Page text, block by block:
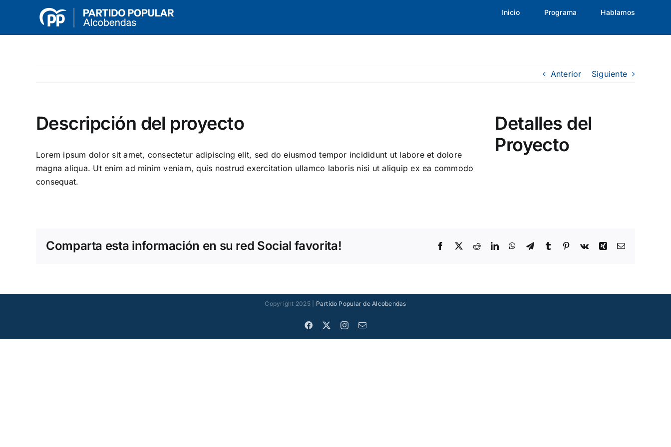
contenido
Inicio Programa Hablamos
Anterior Siguiente
Descripción del proyecto
Lorem ipsum dolor sit amet, consectetur adipiscing elit, sed do eiusmod tempor incididunt ut labore et dolore
magna aliqua. Ut enim ad minim veniam, quis nostrud exercitation ullamco laboris nisi ut aliquip ex ea commodo
consequat.
Detalles del
Proyecto
Comparta esta información en su red Social favorita! Facebook
X RedditLinkedInWhatsApp
TelegramTumblr Pinterest
Vk Xing Correo
Copyright 2025 | Partido Popular de Alcobendas
Facebook InstagramCorreo